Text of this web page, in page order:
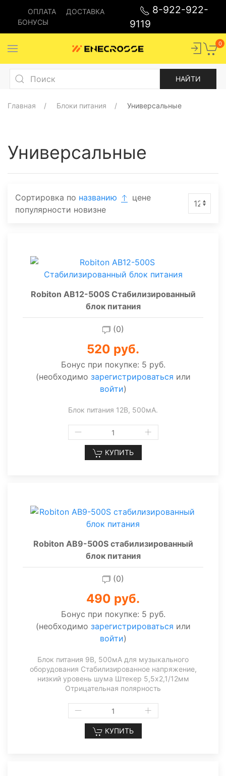
ОПЛАТА
ДОСТАВКА
БОНУСЫ
8-922-922-
9119
0
Главная Блоки питания Универсальные
Универсальные
Сортировка по названию
цене
популярности новизне
Robiton AB12-500S Стабилизированный
блок питания
(0)
520 руб.
Бонус при покупке: 5 руб.
(необходимо зарегистрироваться или
войти)
Блок питания 12В, 500мА.
КУПИТЬ
Robiton AB9-500S стабилизированный
блок питания
(0)
490 руб.
Бонус при покупке: 5 руб.
(необходимо зарегистрироваться или
войти)
Блок питания 9В, 500мА для музыкального
оборудования Cтабилизированное напряжение,
низкий уровень шума Штекер 5,5х2,1/12мм
Отрицательная полярность
КУПИТЬ